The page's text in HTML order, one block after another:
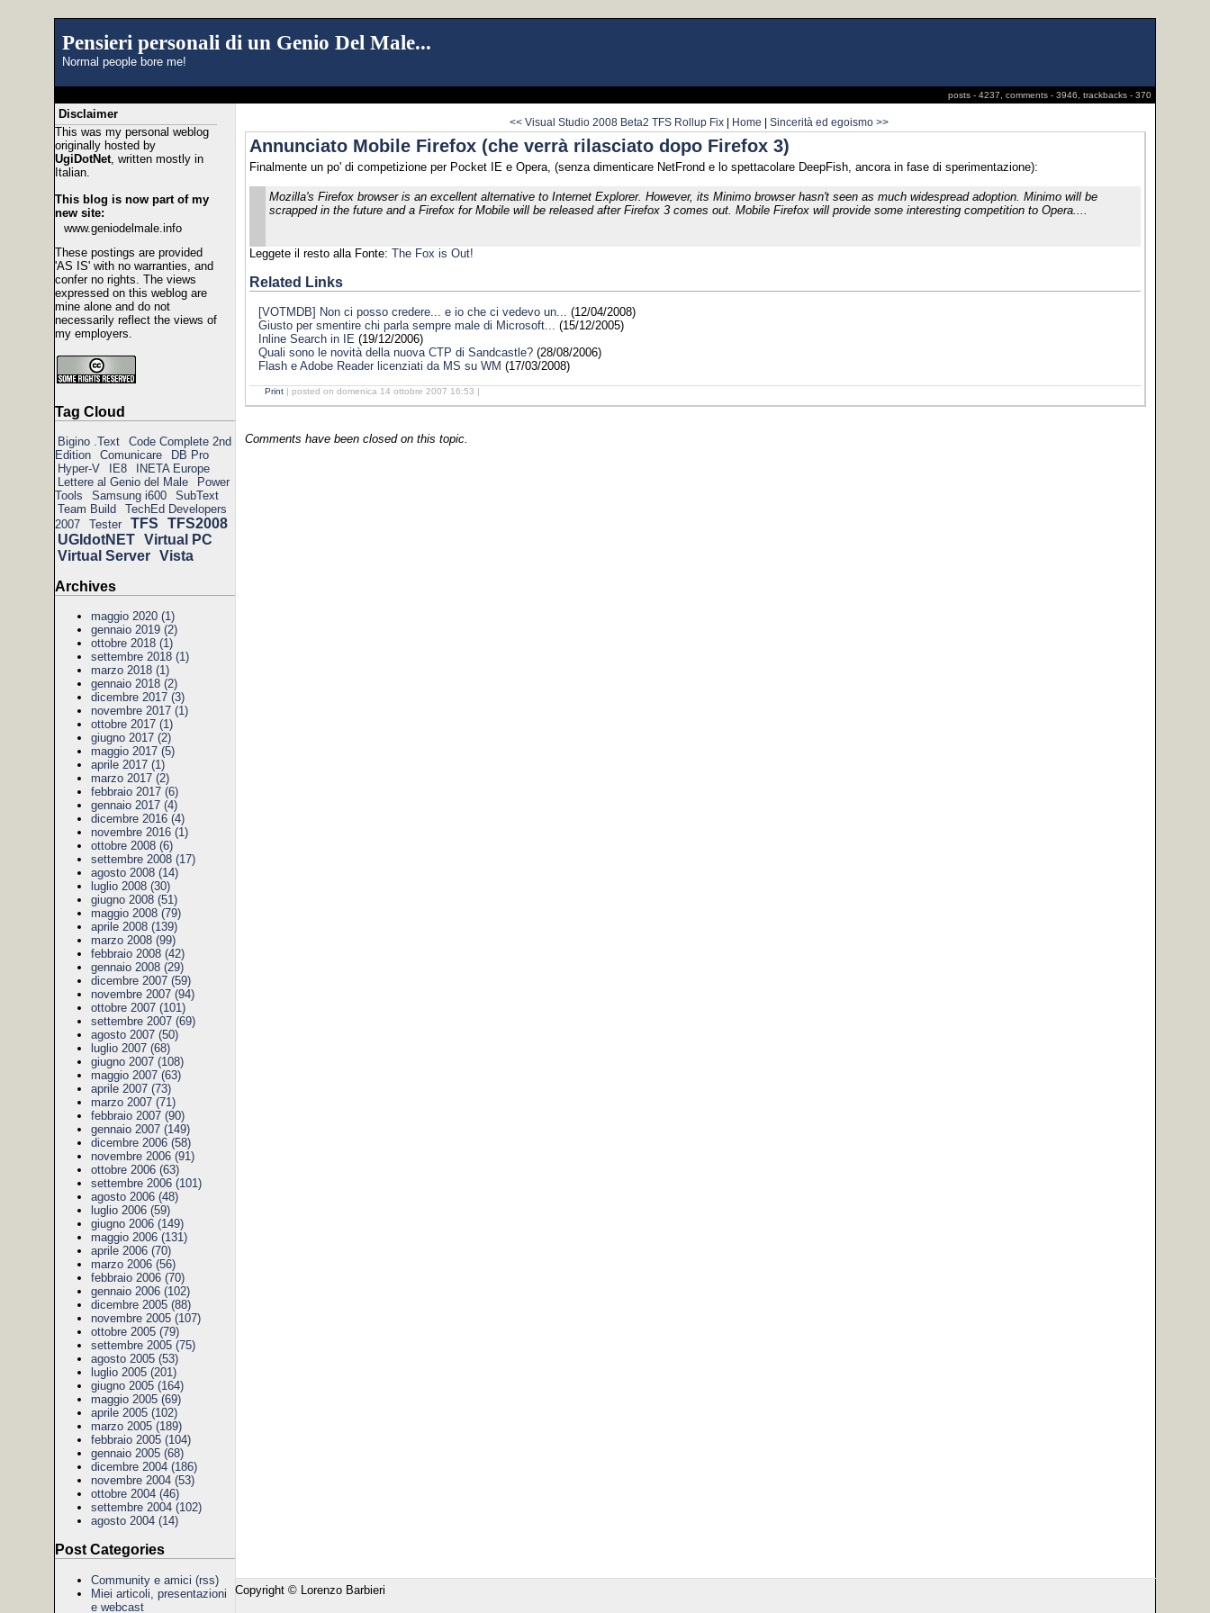
Pensieri personali di un Genio Del Male...
Normal people bore me!
posts - 4237, comments - 3946, trackbacks - 370
Disclaimer
This was my personal weblog
originally hosted by
UgiDotNet, written mostly in
Italian.
This blog is now part of my
new site:
www.geniodelmale.info
These postings are provided
'AS IS' with no warranties, and
confer no rights. The views
expressed on this weblog are
mine alone and do not
necessarily reflect the views of
my employers.
Tag Cloud
Bigino .Text
Code Complete 2nd
Edition
Comunicare
DB Pro
Hyper-V
IE8
INETA Europe
Lettere al Genio del Male
Power
Tools
Samsung i600
SubText
Team Build
TechEd Developers
2007
Tester TFS
TFS2008
UGIdotNET Virtual PC
Virtual Server Vista
Archives
maggio 2020 (1)
gennaio 2019 (2)
ottobre 2018 (1)
settembre 2018 (1)
marzo 2018 (1)
gennaio 2018 (2)
dicembre 2017 (3)
novembre 2017 (1)
ottobre 2017 (1)
giugno 2017 (2)
maggio 2017 (5)
aprile 2017 (1)
marzo 2017 (2)
febbraio 2017 (6)
gennaio 2017 (4)
dicembre 2016 (4)
novembre 2016 (1)
ottobre 2008 (6)
settembre 2008 (17)
agosto 2008 (14)
luglio 2008 (30)
giugno 2008 (51)
maggio 2008 (79)
aprile 2008 (139)
marzo 2008 (99)
febbraio 2008 (42)
gennaio 2008 (29)
dicembre 2007 (59)
novembre 2007 (94)
ottobre 2007 (101)
settembre 2007 (69)
agosto 2007 (50)
luglio 2007 (68)
giugno 2007 (108)
maggio 2007 (63)
aprile 2007 (73)
marzo 2007 (71)
febbraio 2007 (90)
gennaio 2007 (149)
dicembre 2006 (58)
novembre 2006 (91)
ottobre 2006 (63)
settembre 2006 (101)
agosto 2006 (48)
luglio 2006 (59)
giugno 2006 (149)
maggio 2006 (131)
aprile 2006 (70)
marzo 2006 (56)
febbraio 2006 (70)
gennaio 2006 (102)
dicembre 2005 (88)
novembre 2005 (107)
ottobre 2005 (79)
settembre 2005 (75)
agosto 2005 (53)
luglio 2005 (201)
giugno 2005 (164)
maggio 2005 (69)
aprile 2005 (102)
marzo 2005 (189)
febbraio 2005 (104)
gennaio 2005 (68)
dicembre 2004 (186)
novembre 2004 (53)
ottobre 2004 (46)
settembre 2004 (102)
agosto 2004 (14)
Post Categories
Community e amici (rss)
Miei articoli, presentazioni
e webcast
<< Visual Studio 2008 Beta2 TFS Rollup Fix | Home | Sincerità ed egoismo >>
Annunciato Mobile Firefox (che verrà rilasciato dopo Firefox 3)
Finalmente un po' di competizione per Pocket IE e Opera, (senza dimenticare NetFrond e lo spettacolare DeepFish, ancora in fase di sperimentazione):
Mozilla's Firefox browser is an excellent alternative to Internet Explorer. However, its Minimo browser hasn't seen as much widespread adoption. Minimo will be
scrapped in the future and a Firefox for Mobile will be released after Firefox 3 comes out. Mobile Firefox will provide some interesting competition to Opera....
Leggete il resto alla Fonte: The Fox is Out!
Related Links
[VOTMDB] Non ci posso credere... e io che ci vedevo un... (12/04/2008)
Giusto per smentire chi parla sempre male di Microsoft... (15/12/2005)
Inline Search in IE (19/12/2006)
Quali sono le novità della nuova CTP di Sandcastle? (28/08/2006)
Flash e Adobe Reader licenziati da MS su WM (17/03/2008)
Print | posted on domenica 14 ottobre 2007 16:53 |
Comments have been closed on this topic.
Copyright © Lorenzo Barbieri